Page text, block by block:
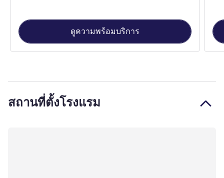
ดูความพร้อมบริการ
สถานที่ตั้งโรงแรม